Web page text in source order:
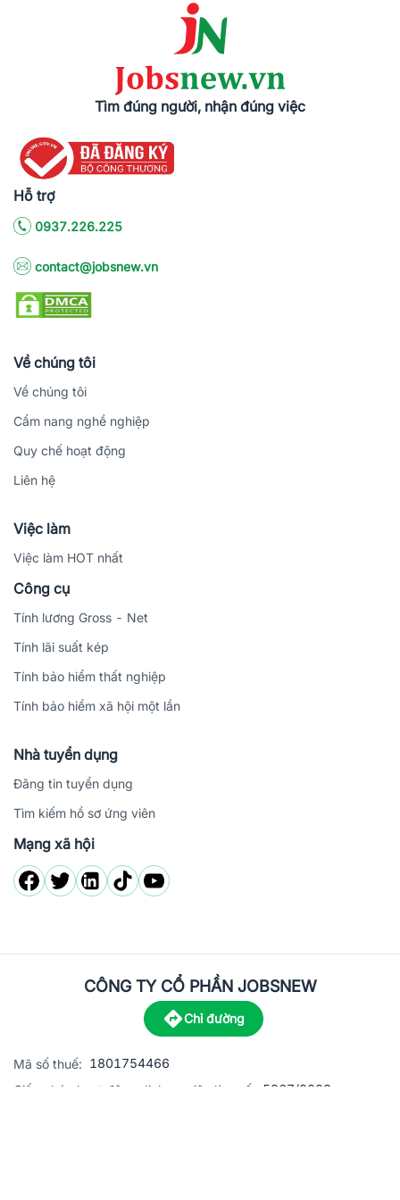
Tìm đúng người, nhận đúng việc
Hỗ trợ
0937.226.225
contact@jobsnew.vn
Về chúng tôi
Về chúng tôi
Cẩm nang nghề nghiệp
Quy chế hoạt động
Liên hệ
Việc làm
Việc làm HOT nhất
Công cụ
Tính lương Gross - Net
Tính lãi suất kép
Tính bảo hiểm thất nghiệp
Tính bảo hiểm xã hội một lần
Nhà tuyển dụng
Đăng tin tuyển dụng
Tìm kiếm hồ sơ ứng viên
Mạng xã hội
CÔNG TY CỔ PHẦN JOBSNEW
Chỉ đường
Mã số thuế: 1801754466
Giấy phép hoạt động dịch vụ việc làm số:
5867/2023